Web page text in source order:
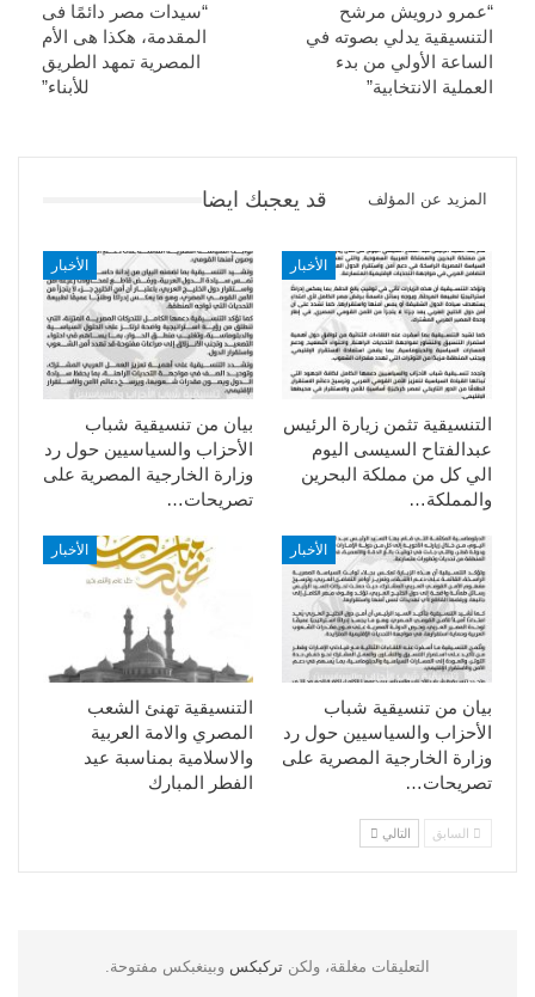
“سيدات مصر دائمًا فى
المقدمة، هكذا هى الأم
المصرية تمهد الطريق
للأبناء”
“عمرو درويش مرشح
التنسيقية يدلي بصوته في
الساعة الأولي من بدء
العملية الانتخابية”
قد يعجبك ايضا المزيد عن المؤلف
الأخبار
بيان من تنسيقية شباب
الأحزاب والسياسيين حول رد
وزارة الخارجية المصرية على
تصريحات…
الأخبار
التنسيقية تثمن زيارة الرئيس
عبدالفتاح السيسى اليوم
الي كل من مملكة البحرين
والمملكة…
الأخبار
التنسيقية تهنئ الشعب
المصري والامة العربية
والاسلامية بمناسبة عيد
الفطر المبارك
الأخبار
بيان من تنسيقية شباب
الأحزاب والسياسيين حول رد
وزارة الخارجية المصرية على
تصريحات…
السابق التالي
التعليقات مغلقة، ولكن تركبكس وبينغبكس مفتوحة.